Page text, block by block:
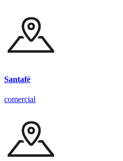
Santafé
comercial